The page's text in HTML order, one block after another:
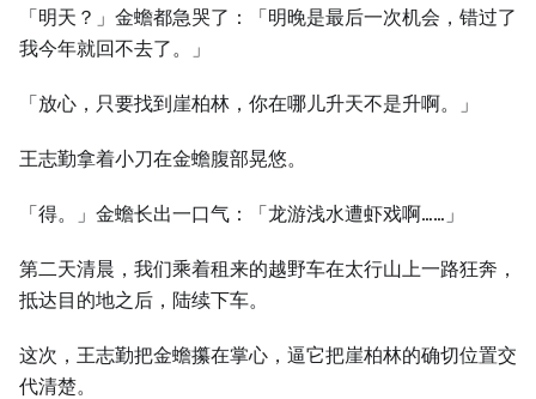
「明天？」金蟾都急哭了：「明晚是最后一次机会，错过了
我今年就回不去了。」
「放心，只要找到崖柏林，你在哪儿升天不是升啊。」
王志勤拿着小刀在金蟾腹部晃悠。
「得。」金蟾长出一口气：「龙游浅水遭虾戏啊……」
第二天清晨，我们乘着租来的越野车在太行山上一路狂奔，
抵达目的地之后，陆续下车。
这次，王志勤把金蟾攥在掌心，逼它把崖柏林的确切位置交
代清楚。